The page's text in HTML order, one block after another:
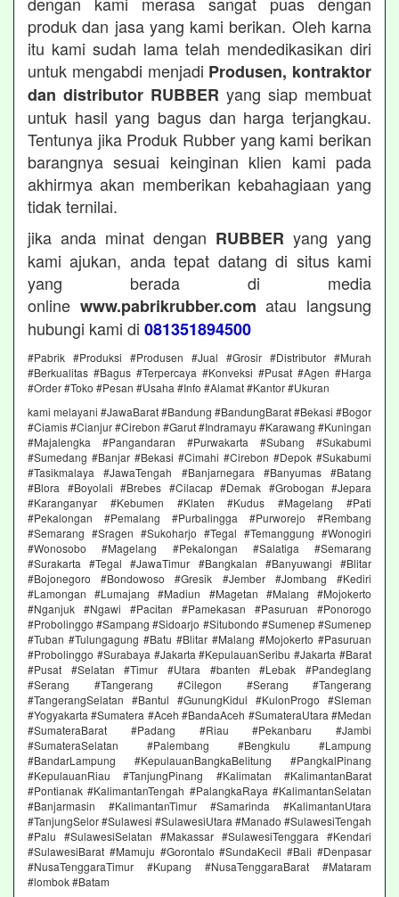
produk dan jasa yang kami berikan. Oleh karna
itu kami sudah lama telah mendedikasikan diri
untuk mengabdi menjadi Produsen, kontraktor
dan distributor RUBBER yang siap membuat
untuk hasil yang bagus dan harga terjangkau.
Tentunya jika Produk Rubber yang kami berikan
barangnya sesuai keinginan klien kami pada
akhirmya akan memberikan kebahagiaan yang
tidak ternilai.
jika anda minat dengan RUBBER yang yang
kami ajukan, anda tepat datang di situs kami
yang berada di media
online www.pabrikrubber.com atau langsung
hubungi kami di 081351894500
#Pabrik #Produksi #Produsen #Jual #Grosir #Distributor #Murah
#Berkualitas #Bagus #Terpercaya #Konveksi #Pusat #Agen #Harga
#Order #Toko #Pesan #Usaha #Info #Alamat #Kantor #Ukuran
kami melayani #JawaBarat #Bandung #BandungBarat #Bekasi #Bogor
#Ciamis #Cianjur #Cirebon #Garut #Indramayu #Karawang #Kuningan
#Majalengka #Pangandaran #Purwakarta #Subang #Sukabumi
#Sumedang #Banjar #Bekasi #Cimahi #Cirebon #Depok #Sukabumi
#Tasikmalaya #JawaTengah #Banjarnegara #Banyumas #Batang
#Blora #Boyolali #Brebes #Cilacap #Demak #Grobogan #Jepara
#Karanganyar #Kebumen #Klaten #Kudus #Magelang #Pati
#Pekalongan #Pemalang #Purbalingga #Purworejo #Rembang
#Semarang #Sragen #Sukoharjo #Tegal #Temanggung #Wonogiri
#Wonosobo #Magelang #Pekalongan #Salatiga #Semarang
#Surakarta #Tegal #JawaTimur #Bangkalan #Banyuwangi #Blitar
#Bojonegoro #Bondowoso #Gresik #Jember #Jombang #Kediri
#Lamongan #Lumajang #Madiun #Magetan #Malang #Mojokerto
#Nganjuk #Ngawi #Pacitan #Pamekasan #Pasuruan #Ponorogo
#Probolinggo #Sampang #Sidoarjo #Situbondo #Sumenep #Sumenep
#Tuban #Tulungagung #Batu #Blitar #Malang #Mojokerto #Pasuruan
#Probolinggo #Surabaya #Jakarta #KepulauanSeribu #Jakarta #Barat
#Pusat #Selatan #Timur #Utara #banten #Lebak #Pandeglang
#Serang #Tangerang #Cilegon #Serang #Tangerang
#TangerangSelatan #Bantul #GunungKidul #KulonProgo #Sleman
#Yogyakarta #Sumatera #Aceh #BandaAceh #SumateraUtara #Medan
#SumateraBarat #Padang #Riau #Pekanbaru #Jambi
#SumateraSelatan #Palembang #Bengkulu #Lampung
#BandarLampung #KepulauanBangkaBelitung #PangkalPinang
#KepulauanRiau #TanjungPinang #Kalimatan #KalimantanBarat
#Pontianak #KalimantanTengah #PalangkaRaya #KalimantanSelatan
#Banjarmasin #KalimantanTimur #Samarinda #KalimantanUtara
#TanjungSelor #Sulawesi #SulawesiUtara #Manado #SulawesiTengah
#Palu #SulawesiSelatan #Makassar #SulawesiTenggara #Kendari
#SulawesiBarat #Mamuju #Gorontalo #SundaKecil #Bali #Denpasar
#NusaTenggaraTimur #Kupang #NusaTenggaraBarat #Mataram
#lombok #Batam